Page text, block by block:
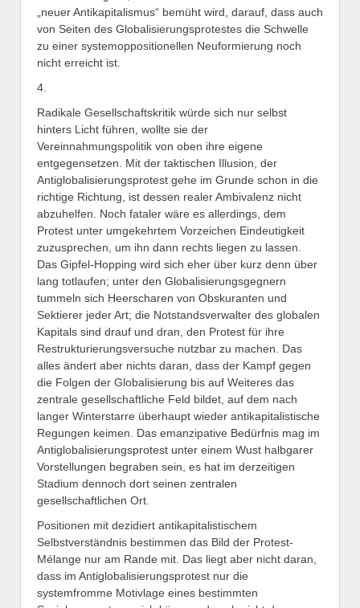
„neuer Antikapitalismus“ bemüht wird, darauf, dass auch
von Seiten des Globalisierungsprotestes die Schwelle
zu einer systemoppositionellen Neuformierung noch
nicht erreicht ist.
4.
Radikale Gesellschaftskritik würde sich nur selbst
hinters Licht führen, wollte sie der
Vereinnahmungspolitik von oben ihre eigene
entgegensetzen. Mit der taktischen Illusion, der
Antiglobalisierungsprotest gehe im Grunde schon in die
richtige Richtung, ist dessen realer Ambivalenz nicht
abzuhelfen. Noch fataler wäre es allerdings, dem
Protest unter umgekehrtem Vorzeichen Eindeutigkeit
zuzusprechen, um ihn dann rechts liegen zu lassen.
Das Gipfel-Hopping wird sich eher über kurz denn über
lang totlaufen; unter den Globalisierungsgegnern
tummeln sich Heerscharen von Obskuranten und
Sektierer jeder Art; die Notstandsverwalter des globalen
Kapitals sind drauf und dran, den Protest für ihre
Restrukturierungsversuche nutzbar zu machen. Das
alles ändert aber nichts daran, dass der Kampf gegen
die Folgen der Globalisierung bis auf Weiteres das
zentrale gesellschaftliche Feld bildet, auf dem nach
langer Winterstarre überhaupt wieder antikapitalistische
Regungen keimen. Das emanzipative Bedürfnis mag im
Antiglobalisierungsprotest unter einem Wust halbgarer
Vorstellungen begraben sein, es hat im derzeitigen
Stadium dennoch dort seinen zentralen
gesellschaftlichen Ort.
Positionen mit dezidiert antikapitalistischem
Selbstverständnis bestimmen das Bild der Protest-
Mélange nur am Rande mit. Das liegt aber nicht daran,
dass im Antiglobalisierungsprotest nur die
systemfromme Motivlage eines bestimmten